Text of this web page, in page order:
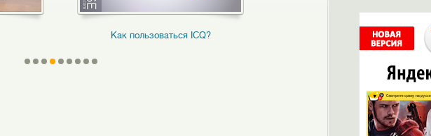
Как пользоваться ICQ? Как добавить контакт в Аську